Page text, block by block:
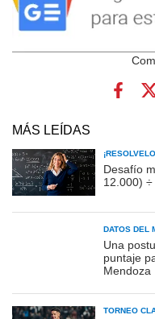
MÁS LEÍDAS
Desafío
12.000)
DATOS DEL
Una
puntaje
Mendoza
TORNEO